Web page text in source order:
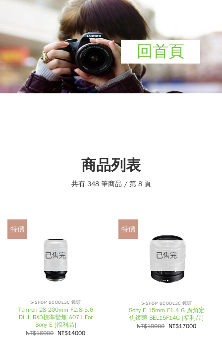
回首頁
商品列表
共有 348 筆商品 / 第 8 頁
特價
已售完
5-SHOP UCOOL3C 鏡頭
Tamron 28-200mm F2.8-5.6
Di III RXD標準變焦 A071 For
Sony E [福利品]
NT$16000 NT$14000
特價
已售完
5-SHOP UCOOL3C 鏡頭
Sony E 15mm F1.4 G 廣角定
焦鏡頭 SEL15F14G [福利品]
NT$19000 NT$17000